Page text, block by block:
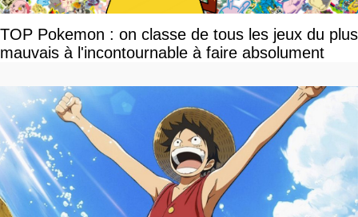
TOP Pokemon : on classe de tous les jeux du plus
mauvais à l'incontournable à faire absolument